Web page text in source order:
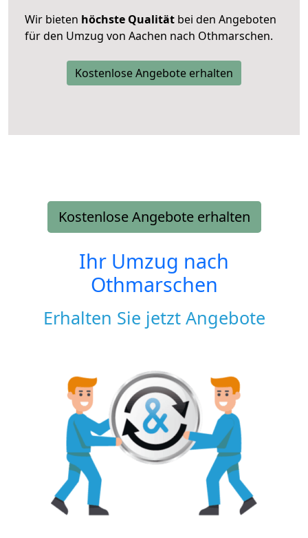
Wir bieten höchste Qualität bei den Angeboten
für den Umzug von Aachen nach Othmarschen.
Kostenlose Angebote erhalten
Kostenlose Angebote erhalten
Ihr Umzug nach
Othmarschen
Erhalten Sie jetzt Angebote